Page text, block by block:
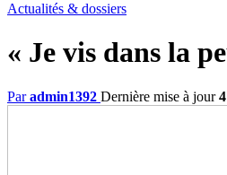
Actualités & dossiers
« Je vis dans la
Paradmin1392 Dernière mise à jour